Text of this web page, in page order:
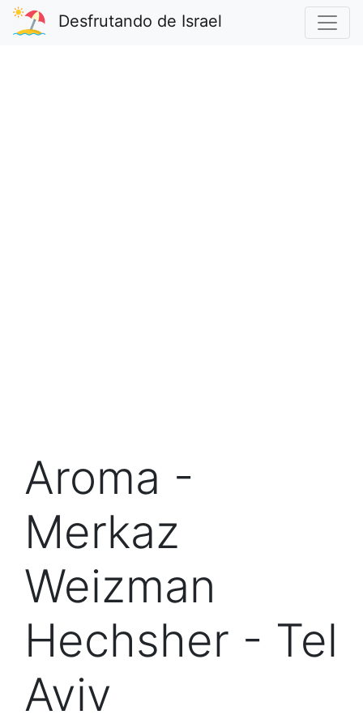
Desfrutando de Israel
Aroma -
Merkaz
Weizman
Hechsher - Tel
Aviv